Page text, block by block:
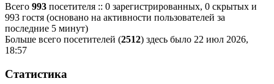
Всего 993 посетителя :: 0 зарегистрированных, 0 скрытых и
993 гостя (основано на активности пользователей за
последние 5 минут)
Больше всего посетителей (2512) здесь было 22 июл 2026,
18:57
Статистика